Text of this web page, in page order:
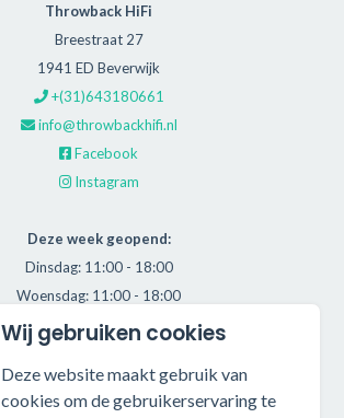
Throwback HiFi
Breestraat 27
1941 ED Beverwijk
+(31)643180661
info@throwbackhifi.nl
Facebook
Instagram
Deze week geopend:
Dinsdag: 11:00 - 18:00
Woensdag: 11:00 - 18:00
Donderdag: 11:00 - 21:00
Zaterdag: 11:00 - 17:00
Wij gebruiken cookies
Deze website maakt gebruik van
cookies om de gebruikerservaring te